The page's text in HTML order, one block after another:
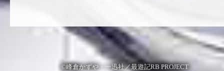
©峰倉かずや・一迅社／最遊記RB PROJECT